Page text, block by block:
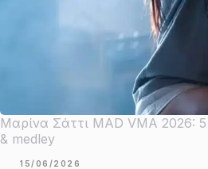
Μαρίνα Σάττι MAD VMA 2026:
& medley
15/06/2026